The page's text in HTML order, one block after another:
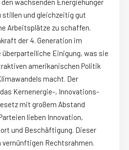
wachsenden Energiehunger
stillen und gleichzeitig gut
Arbeitsplätze zu schaffen.
der 4. Generation im
überparteiliche Einigung, was sie
amerikanischen Politik
macht. Der
Kernenergie-, Innovations-
mit großem Abstand
lieben Innovation,
und Beschäftigung. Dieser
vernünftigen Rechtsrahmen.